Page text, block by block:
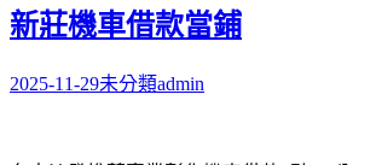
新莊機車借款當鋪
2025-11-29未分類admin